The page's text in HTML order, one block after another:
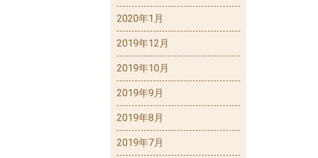
2020年1月
2019年12月
2019年10月
2019年9月
2019年8月
2019年7月